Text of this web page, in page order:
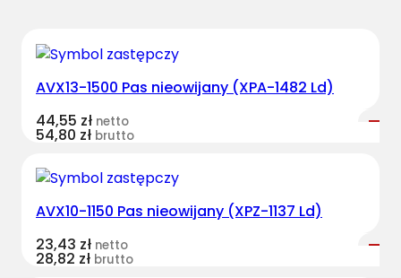
AVX13-1500 Pas nieowijany (XPA-1482 Ld)
44,55 zł netto
54,80 zł brutto
AVX10-1150 Pas nieowijany (XPZ-1137 Ld)
23,43 zł netto
28,82 zł brutto